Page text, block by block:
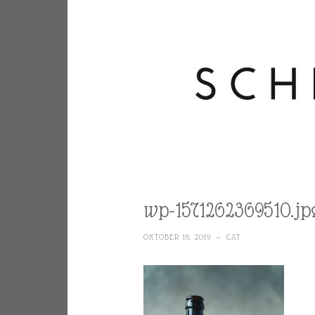
wp-
OKTOBER 16, 2019 ~ CAT